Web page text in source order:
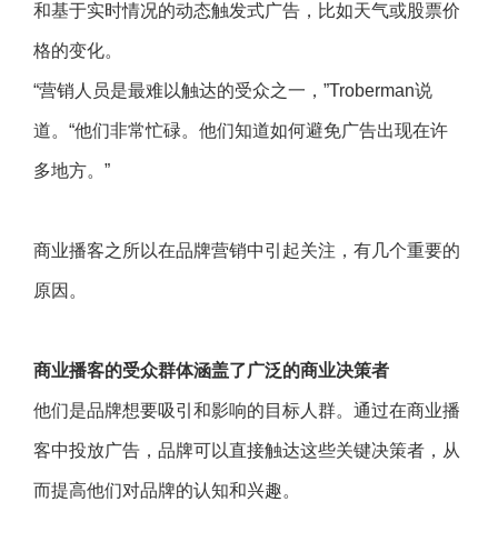
和基于实时情况的动态触发式广告，比如天气或股票价
格的变化。
“营销人员是最难以触达的受众之一，”Troberman说
道。“他们非常忙碌。他们知道如何避免广告出现在许
多地方。”
商业播客之所以在品牌营销中引起关注，有几个重要的
原因。
商业播客的受众群体涵盖了广泛的商业决策者
他们是品牌想要吸引和影响的目标人群。通过在商业播
客中投放广告，品牌可以直接触达这些关键决策者，从
而提高他们对品牌的认知和兴趣。